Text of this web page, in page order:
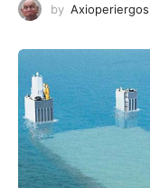
by Axioperiergos